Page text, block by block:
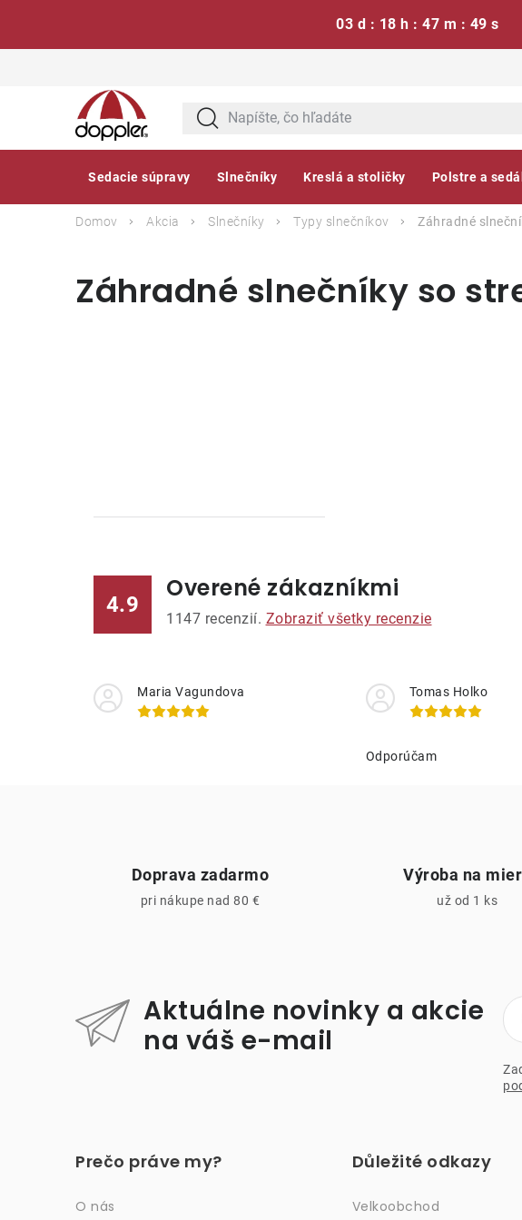
03 d : 18 h : 47 m : 48 s
Sedacie súpravy Slnečníky Kreslá a stoličky Polstre a
Domov Akcia Slnečníky Typy slnečníkov Záhradné
Záhradné slnečníky so
n
4.9
Overené zákazníkmi
1147 recenzií. Zobraziť všetky recenzie
Maria Vagundova Tomas Holko
Odporúčam
Doprava zadarmo
pri nákupe nad 80 €
Výroba na
už od 1 ks
Aktuálne novinky a akcie
na váš e-mail
Prečo práve my?
O nás
Důležité odkazy
Velkoobchod